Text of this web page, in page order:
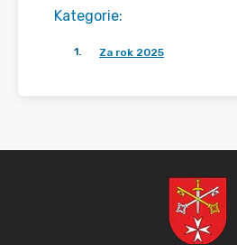
Kategorie:
1. Za rok 2025